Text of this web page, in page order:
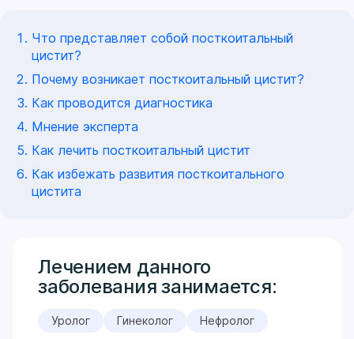
Что представляет собой посткоитальный
цистит?
Почему возникает посткоитальный цистит?
Как проводится диагностика
Мнение эксперта
Как лечить посткоитальный цистит
Как избежать развития посткоитального
цистита
Лечением данного
заболевания занимается:
Уролог Гинеколог Нефролог